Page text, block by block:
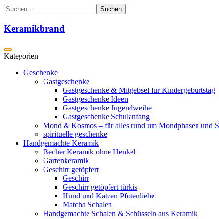
Zum
Inhalt
springen
Suchen
nach:
Keramikbrand
Geschenke
Gastgeschenke
Gastgeschenke & Mitgebsel für Kindergeburtstag
Gastgeschenke Ideen
Gastgeschenke Jugendweihe
Gastgeschenke Schulanfang
Mond & Kosmos – für alles rund um Mondphasen und
spirituelle geschenke
Handgemachte Keramik
Becher Keramik ohne Henkel
Gartenkeramik
Geschirr getöpfert
Geschirr
Geschirr getöpfert türkis
Hund und Katzen Pfotenliebe
Matcha Schalen
Handgemachte Schalen & Schüsseln aus Keramik